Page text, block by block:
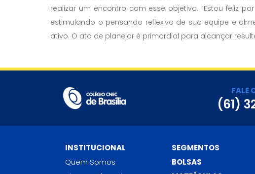
realizar um encontro com esse objetivo. “Estou feliz
estimulando o pensando reflexivo de sua equipe e
ativo. O ato de planejar é primordial para alcançar
FALE
(61)
INSTITUCIONAL
Quem Somos
SEGMENTOS
BOLSAS